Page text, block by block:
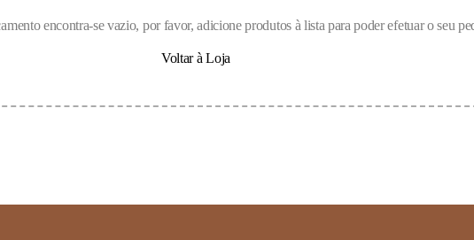
encontra-se vazio, por favor, adicione produtos à lista para poder efetuar o seu
Voltar à Loja